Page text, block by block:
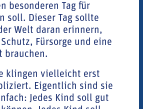
besonderen Tag für
soll. Dieser Tag sollte
Welt daran erinnern,
Fürsorge und eine
brauchen.
klingen vielleicht erst
Eigentlich sind sie
Jedes Kind soll gut